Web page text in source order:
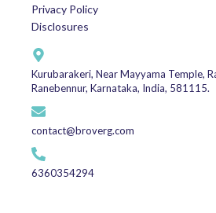
Privacy Policy
Disclosures
Kurubarakeri, Near Mayyama Temple,
Ranebennur, Karnataka, India, 581115.
contact@broverg.com
6360354294